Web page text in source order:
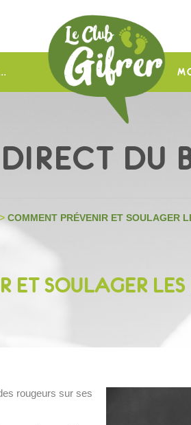
DU
> COMMENT PRÉVENIR ET SOULAGER
SOULAGER LES
rougeurs sur ses